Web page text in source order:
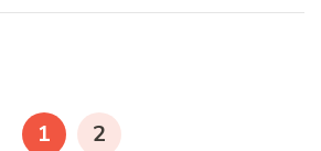
STRONA
1 STRONA
2